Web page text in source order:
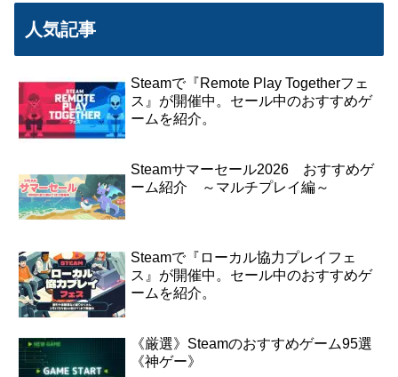
人気記事
Steamで『Remote Play Togetherフェ
ス』が開催中。セール中のおすすめゲ
ームを紹介。
Steamサマーセール2026 おすすめゲ
ーム紹介 ～マルチプレイ編～
Steamで『ローカル協力プレイフェ
ス』が開催中。セール中のおすすめゲ
ームを紹介。
《厳選》Steamのおすすめゲーム95選
《神ゲー》